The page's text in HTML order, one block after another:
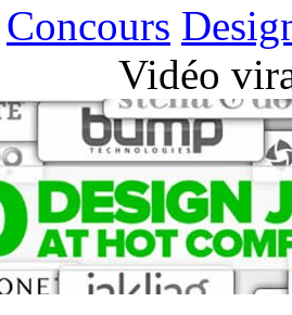
Concours
Vidéo